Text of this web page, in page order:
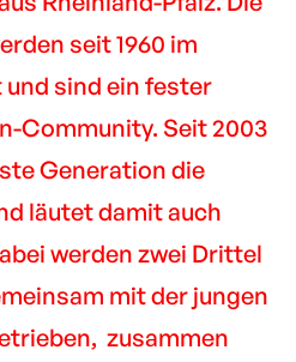
seit 1960 im
sind ein fester
Community. Seit 2003
Generation die
läutet damit auch
werden zwei Drittel
mit der jungen
zusammen